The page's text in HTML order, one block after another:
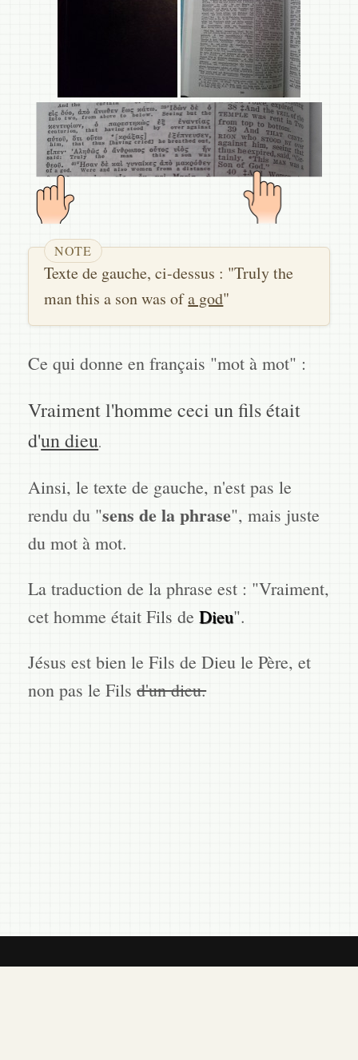
Texte de gauche, ci-dessus : "Truly the
man this a son was ofa god"
Ce qui donne en français "mot à mot" :
Vraiment l'homme ceci un fils était
d'un dieu.
Ainsi, le texte de gauche, n'est pas le
rendu du "sens de la phrase", mais juste
du mot à mot.
La traduction de la phrase est : "Vraiment,
cet homme était Fils deDieu".
Jésus est bien le Fils de Dieu le Père, et
non pas le Filsd'un dieu.